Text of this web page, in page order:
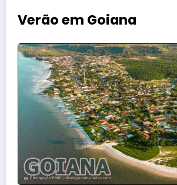
Verão em Goiana